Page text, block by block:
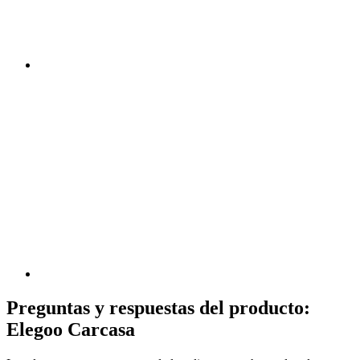
Preguntas y respuestas del producto:
Elegoo Carcasa